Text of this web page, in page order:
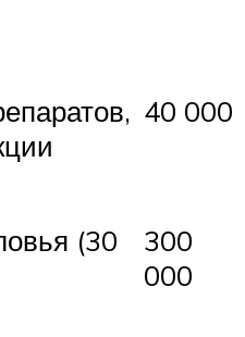
40 000
(30
300
000